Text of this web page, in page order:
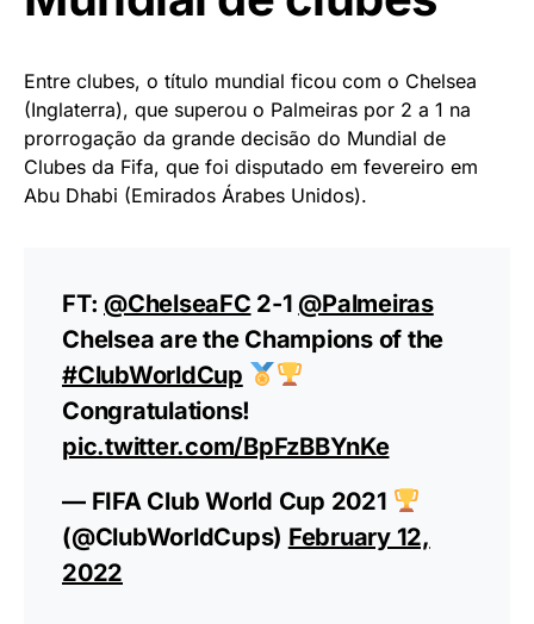
Entre clubes, o título mundial ficou com o Chelsea
(Inglaterra), que superou o Palmeiras por 2 a 1 na
prorrogação da grande decisão do Mundial de
Clubes da Fifa, que foi disputado em fevereiro em
Abu Dhabi (Emirados Árabes Unidos).
FT: @ChelseaFC 2-1 @Palmeiras
Chelsea are the Champions of the
#ClubWorldCup
Congratulations!
pic.twitter.com/BpFzBBYnKe
— FIFA Club World Cup 2021
(@ClubWorldCups) February 12,
2022